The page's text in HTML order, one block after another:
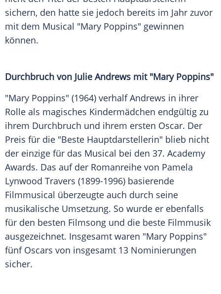
sichern, den hatte sie jedoch bereits im Jahr zuvor
mit dem Musical "Mary Poppins" gewinnen
können.
Durchbruch von Julie Andrews mit "Mary Poppins"
"Mary Poppins" (1964) verhalf Andrews in ihrer
Rolle als magisches Kindermädchen endgültig zu
ihrem Durchbruch und ihrem ersten Oscar. Der
Preis für die "Beste Hauptdarstellerin" blieb nicht
der einzige für das Musical bei den 37. Academy
Awards. Das auf der Romanreihe von Pamela
Lynwood Travers (1899-1996) basierende
Filmmusical überzeugte auch durch seine
musikalische Umsetzung. So wurde er ebenfalls
für den besten Filmsong und die beste Filmmusik
ausgezeichnet. Insgesamt waren "Mary Poppins"
fünf Oscars von insgesamt 13 Nominierungen
sicher.